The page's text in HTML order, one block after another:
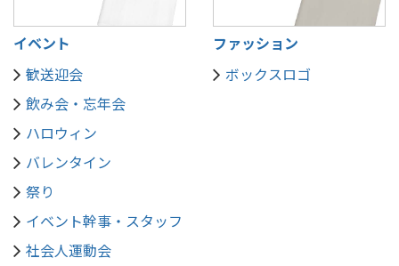
イベント
歓送迎会
飲み会・忘年会
ハロウィン
バレンタイン
祭り
イベント幹事・スタッフ
社会人運動会
ファッション
ボックスロゴ